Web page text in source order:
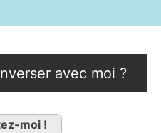
avec moi ?
moi !